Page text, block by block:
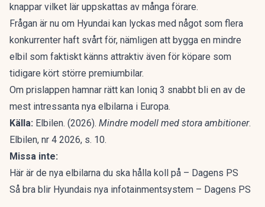
knappar vilket lär uppskattas av många förare.
Frågan är nu om Hyundai kan lyckas med något som flera
konkurrenter haft svårt för, nämligen att bygga en mindre
elbil som faktiskt känns attraktiv även för köpare som
tidigare kört större premiumbilar.
Om prislappen hamnar rätt kan Ioniq 3 snabbt bli en av de
mest intressanta nya elbilarna i Europa.
Källa: Elbilen. (2026). Mindre modell med stora ambitioner.
Elbilen, nr 4 2026, s. 10.
Missa inte:
Här är de nya elbilarna du ska hålla koll på – Dagens PS
Så bra blir Hyundais nya infotainmentsystem – Dagens PS